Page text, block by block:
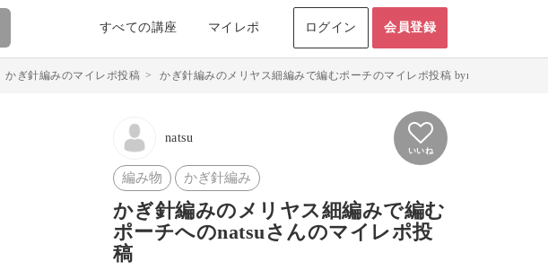
すべての講座 マイレポ ログイン 会員登録
かぎ針編みのマイレポ投稿 > かぎ針編みのメリヤス細編みで編むポーチのマイレポ投稿 bynatsu
natsu
いいね
編み物 かぎ針編み
かぎ針編みのメリヤス細編みで編む
ポーチへのnatsuさんのマイレポ投
稿